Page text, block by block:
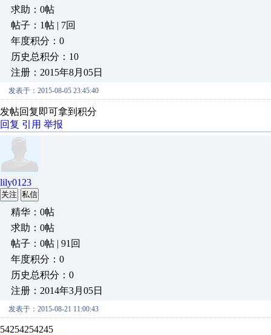
求助：0帖
帖子：1帖 | 7回
年度积分：0
历史总积分：10
注册：2015年8月05日
发表于：2015-08-05 23:45:40
发帖回复即可拿到积分
回复 引用 举报
lily0123
关注 私信
精华：0帖
求助：0帖
帖子：0帖 | 91回
年度积分：0
历史总积分：0
注册：2014年3月05日
发表于：2015-08-21 11:00:43
54254254245